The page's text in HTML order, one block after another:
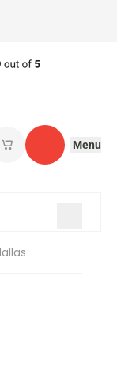
Mis carritos de
Contacto
Menu